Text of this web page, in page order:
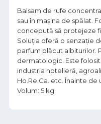
Balsam de rufe
sau în mașina de spălat.
concepută să protejeze
Soluția oferă o senzaţie
parfum plăcut albiturilor.
dermatologic. Este
industria hotelieră,
Ho.Re.Ca. etc. Înainte de
Volum: 5 kg